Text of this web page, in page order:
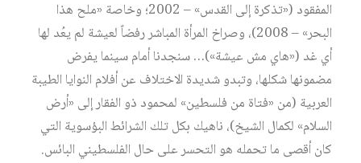
المفقود («تذكرة إلى القدس» – 2002؛ وخاصة «ملح هذا
البحر» – 2008)، وصراخ المرأة المباشر رفضاً لعيشة لم يعُد لها
أي غد («هاي مش عيشة»)… سنجدنا أمام سينما يفرض
مضمونها شكلها، وتبدو شديدة الاختلاف عن أفلام النوايا الطيبة
العربية (من «فتاة من فلسطين» لمحمود ذو الفقار إلى «أرض
السلام» لكمال الشيخ)، ناهيك بكل تلك الشرائط البؤسوية التي
كان أقصى ما تحمله هو التحسر على حال الفلسطيني البائس.